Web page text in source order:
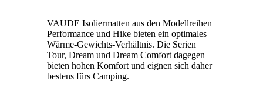
VAUDE Isoliermatten aus den Modellreihen
Performance und Hike bieten ein optimales
Wärme-Gewichts-Verhältnis. Die Serien
Tour, Dream und Dream Comfort dagegen
bieten hohen Komfort und eignen sich daher
bestens fürs Camping.